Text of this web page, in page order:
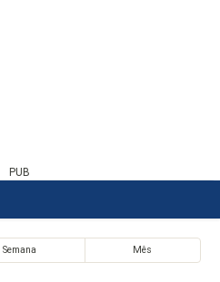
PUB
Semana Mês